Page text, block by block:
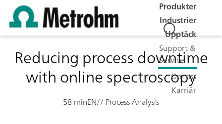
Produkter
Industrier
Upptäck
Support &
Service
Om oss
Karriär
Reducing process downtime
with online spectroscopy
58 minEN// Process Analysis